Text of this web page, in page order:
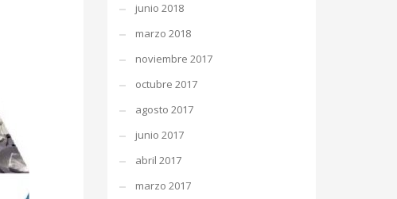
junio 2018
marzo 2018
noviembre 2017
octubre 2017
agosto 2017
junio 2017
abril 2017
marzo 2017